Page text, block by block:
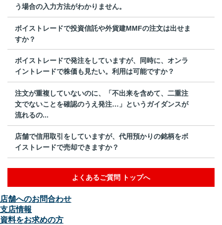
う場合の入力方法がわかりません。
ボイストレードで投資信託や外貨建MMFの注文は出せま
すか？
ボイストレードで発注をしていますが、同時に、オンラ
イントレードで株価も見たい。利用は可能ですか？
注文が重複していないのに、「不出来を含めて、二重注
文でないことを確認のうえ発注…」というガイダンスが
流れるの...
店舗で信用取引をしていますが、代用預かりの銘柄をボ
イストレードで売却できますか？
よくあるご質問 トップへ
店舗へのお問合わせ
支店情報
資料をお求めの方